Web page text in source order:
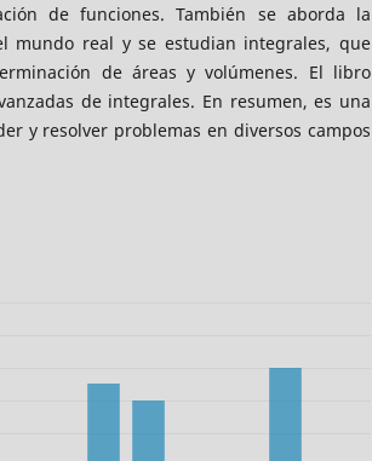
de funciones. También se aborda la
mundo real y se estudian integrales, que
de áreas y volúmenes. El libro
de integrales. En resumen, es una
y resolver problemas en diversos campos